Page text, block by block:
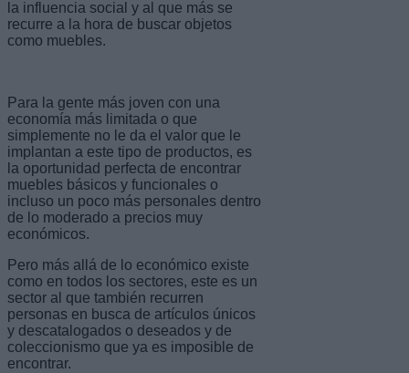
la influencia social y al que más se
recurre a la hora de buscar objetos
como muebles.
Para la gente más joven con una
economía más limitada o que
simplemente no le da el valor que le
implantan a este tipo de productos, es
la oportunidad perfecta de encontrar
muebles básicos y funcionales o
incluso un poco más personales dentro
de lo moderado a precios muy
económicos.
Pero más allá de lo económico existe
como en todos los sectores, este es un
sector al que también recurren
personas en busca de artículos únicos
y descatalogados o deseados y de
coleccionismo que ya es imposible de
encontrar.